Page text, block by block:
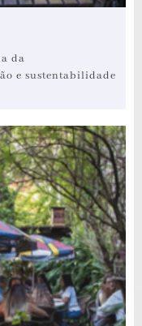
da
e sustentabilidade